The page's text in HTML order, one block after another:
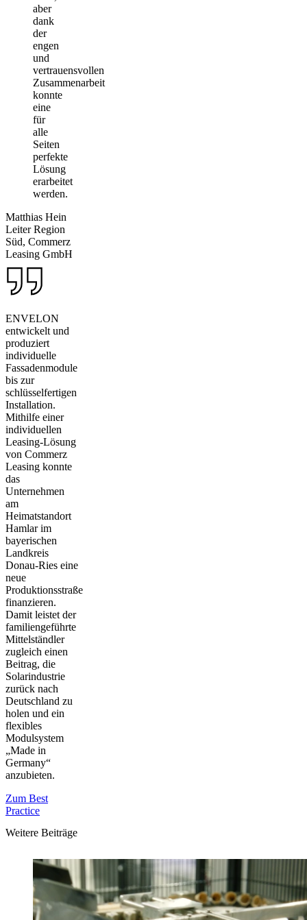
aber
dank
der
engen
und
vertrauensvollen
Zusammenarbeit
konnte
eine
für
alle
Seiten
perfekte
Lösung
erarbeitet
werden.
Matthias Hein
Leiter Region
Süd, Commerz
Leasing GmbH
ENVELON
entwickelt und
produziert
individuelle
Fassadenmodule
bis zur
schlüsselfertigen
Installation.
Mithilfe einer
individuellen
Leasing-Lösung
von Commerz
Leasing konnte
das
Unternehmen
am
Heimatstandort
Hamlar im
bayerischen
Landkreis
Donau-Ries eine
neue
Produktionsstraße
finanzieren.
Damit leistet der
familiengeführte
Mittelständler
zugleich einen
Beitrag, die
Solarindustrie
zurück nach
Deutschland zu
holen und ein
flexibles
Modulsystem
„Made in
Germany“
anzubieten.
Zum Best
Practice
Weitere Beiträge